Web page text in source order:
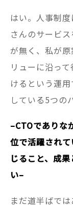
はい。人事制
さんのサービ
が無く、私が
リューに沿っ
けるという運
している5つの
–CTOでありな
位で活躍され
じること、成
い–
まだ道半ばで